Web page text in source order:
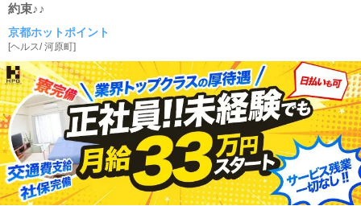
約束♪♪
京都ホットポイント
[ヘルス/河原町]